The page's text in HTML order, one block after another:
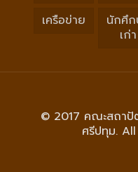
เครือข่าย
นักศึก
เก่า
© 2017 คณะสถาปั
ศรีปทุม.